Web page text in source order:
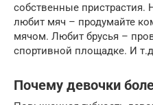
собственные пристрастия.
любит мяч – продумайте
мячом. Любит брусья –
спортивной площадке. И
Почему девочки